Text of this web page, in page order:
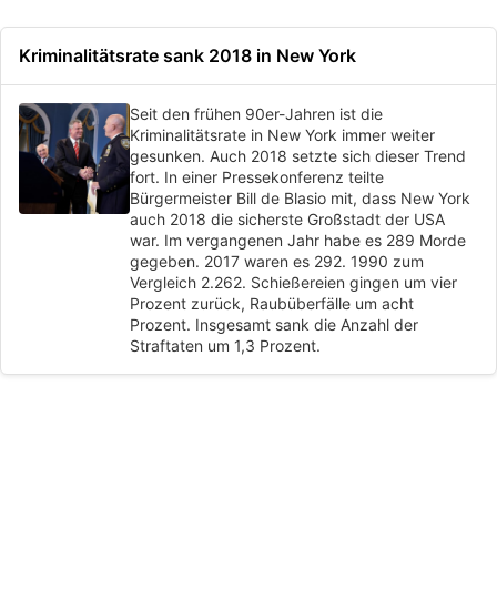
Kriminalitätsrate sank 2018 in New York
Seit den frühen 90er-Jahren ist die
Kriminalitätsrate in New York immer weiter
gesunken. Auch 2018 setzte sich dieser Trend
fort. In einer Pressekonferenz teilte
Bürgermeister Bill de Blasio mit, dass New York
auch 2018 die sicherste Großstadt der USA
war. Im vergangenen Jahr habe es 289 Morde
gegeben. 2017 waren es 292. 1990 zum
Vergleich 2.262. Schießereien gingen um vier
Prozent zurück, Raubüberfälle um acht
Prozent. Insgesamt sank die Anzahl der
Straftaten um 1,3 Prozent.